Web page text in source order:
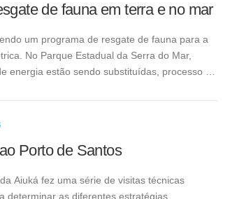
de fauna em terra e no mar
um programa de resgate de fauna para a
No Parque Estadual da Serra do Mar,
energia estão sendo substituídas, processo …
Porto de Santos
Aiuká fez uma série de visitas técnicas
determinar as diferentes estratégias